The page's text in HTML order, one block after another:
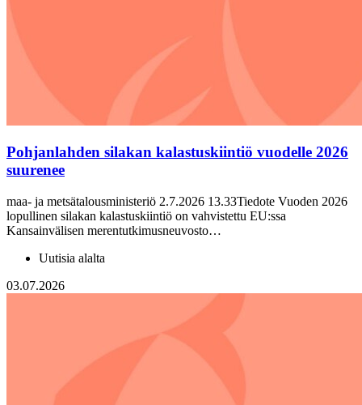
Pohjanlahden silakan kalastuskiintiö vuodelle 2026
suurenee
maa- ja metsätalousministeriö 2.7.2026 13.33Tiedote Vuoden 2026
lopullinen silakan kalastuskiintiö on vahvistettu EU:ssa
Kansainvälisen merentutkimusneuvosto…
Uutisia alalta
03.07.2026